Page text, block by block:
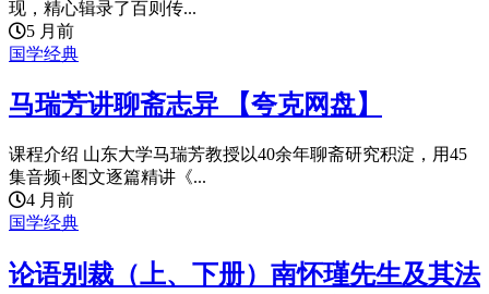
现，精心辑录了百则传...
5 月前
国学经典
马瑞芳讲聊斋志异 【夸克网盘】
课程介绍 山东大学马瑞芳教授以40余年聊斋研究积淀，用45
集音频+图文逐篇精讲《...
4 月前
国学经典
论语别裁（上、下册）南怀瑾先生及其法